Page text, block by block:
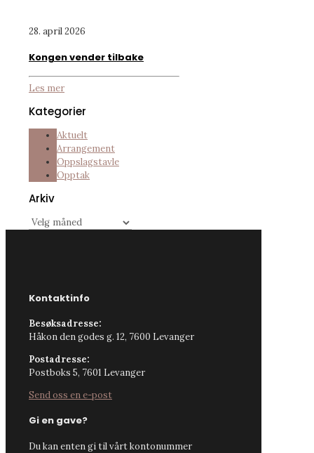
28. april 2026
Kongen vender tilbake
Les mer
Kategorier
Aktuelt
Arrangement
Oppslagstavle
Opptak
Arkiv
Arkiv
Kontaktinfo
Besøksadresse:
Håkon den godes g. 12, 7600 Levanger
Postadresse:
Postboks 5, 7601 Levanger
Send oss en e-post
Gi en gave?
Du kan enten gi til vårt kontonummer